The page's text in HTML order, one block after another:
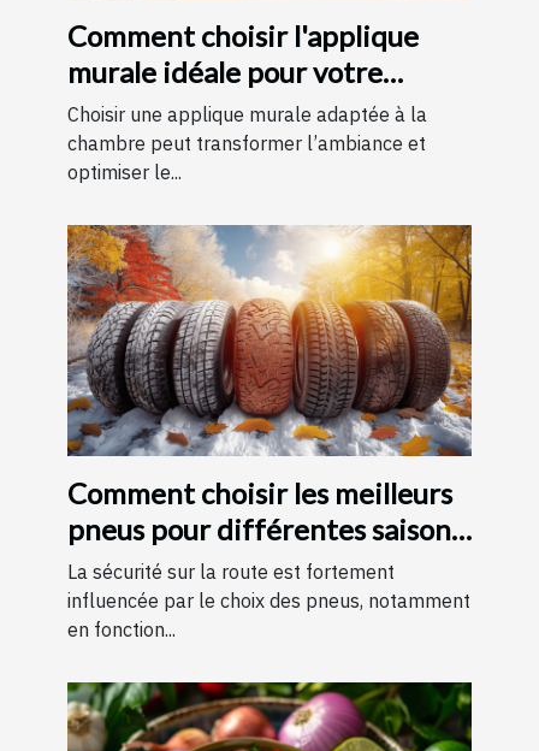
Comment choisir l'applique
murale idéale pour votre
chambre
Choisir une applique murale adaptée à la
chambre peut transformer l’ambiance et
optimiser le...
Comment choisir les meilleurs
pneus pour différentes saisons
?
La sécurité sur la route est fortement
influencée par le choix des pneus, notamment
en fonction...